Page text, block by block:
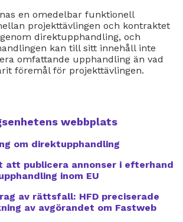
en omedelbar funktionell
projekttävlingen och kontraktet
direktupphandling, och
kan till sitt innehåll inte
omfattande upphandling än vad
föremål för projekttävlingen.
webbplats
om direktupphandling
att publicera annonser i efterhand
inom EU
av rättsfall: HFD preciserade
av avgörandet om Fastweb